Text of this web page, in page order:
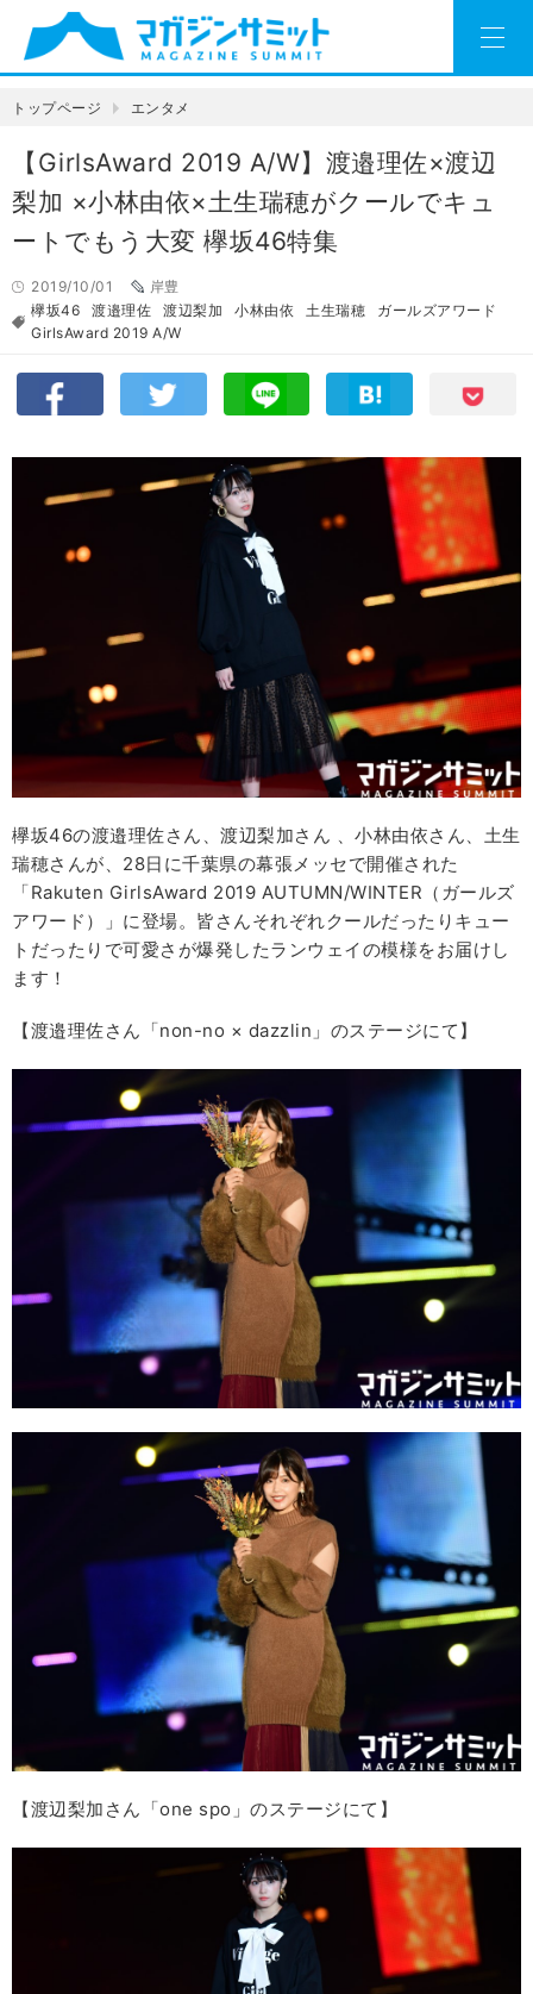
トップページ エンタメ
【GirlsAward 2019 A/W】渡邉理佐×渡辺
梨加 ×小林由依×土生瑞穂がクールでキュ
ートでもう大変 欅坂46特集
2019/10/01
岸豊
欅坂46
渡邉理佐 渡辺梨加 小林由依 土生瑞穂
ガールズアワード
GirlsAward 2019 A/W
欅坂46の渡邉理佐さん、渡辺梨加さん 、小林由依さん、土生
瑞穂さんが、28日に千葉県の幕張メッセで開催された
「Rakuten GirlsAward 2019 AUTUMN/WINTER（ガールズ
アワード）」に登場。皆さんそれぞれクールだったりキュー
トだったりで可愛さが爆発したランウェイの模様をお届けし
ます！
【渡邉理佐さん「non-no × dazzlin」のステージにて】
【渡辺梨加さん「one spo」のステージにて】